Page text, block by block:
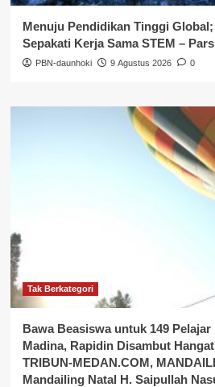
Menuju Pendidikan Tinggi
Sepakati Kerja Sama STEM –
PBN-daunhoki 9 Agustus 2026 0
Tak Berkategori
Bawa Beasiswa untuk 149
Madina, Rapidin Disambut
TRIBUN-MEDAN.COM,
Mandailing Natal H. Saipullah